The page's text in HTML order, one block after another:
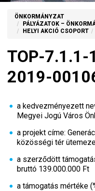
ÖNKORMÁNYZAT
PÁLYÁZATOK –
HELYI AKCIÓ CSOPORT
TOP-7.1.1-
2019-
a kedvezményezett
Megyei Jogú Város
a projekt címe:
közösségi tér
a szerződött
bruttó 139.000.000 Ft
a támogatás mértéke